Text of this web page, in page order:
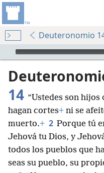
Deuteronomio
Audio Player
14 ”Ustedes son hijos
hagan cortes+ ni se
muerto.+ 2 Porque tú
Jehová tu Dios, y
todos los pueblos que
seas su pueblo, su